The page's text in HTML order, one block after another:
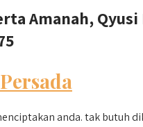
Amanah,
anda. tak butuh